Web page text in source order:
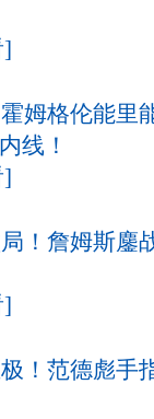
]
姆格伦能里
线！
]
！詹姆斯鏖
]
！范德彪手